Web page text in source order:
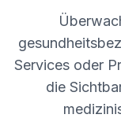
Wettbewerber-
Tracking
Keyword-
Intelligenz
HANDELN
Preise
Demo
buchen
Services oder
die